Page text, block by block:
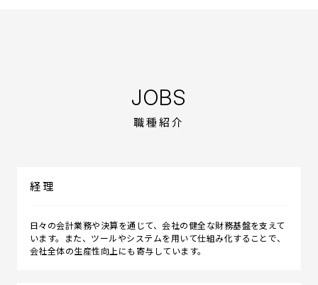
JOBS
職種紹介
経理
日々の会計業務や決算を通じて、会社の健全な財務基盤を支えて
います。また、ツールやシステムを用いて仕組み化することで、
会社全体の生産性向上にも寄与しています。